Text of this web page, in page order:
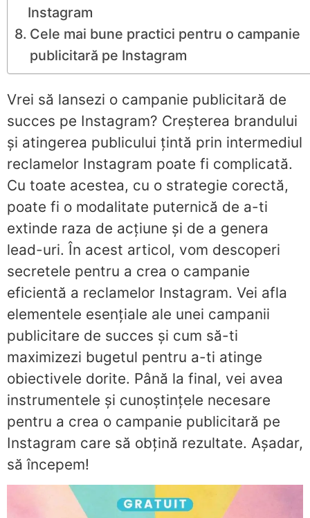
Instagram
Cele mai bune practici pentru o campanie
publicitară pe Instagram
Vrei să lansezi o campanie publicitară de
succes pe Instagram? Creșterea brandului
și atingerea publicului țintă prin intermediul
reclamelor Instagram poate fi complicată.
Cu toate acestea, cu o strategie corectă,
poate fi o modalitate puternică de a-ti
extinde raza de acțiune și de a genera
lead-uri. În acest articol, vom descoperi
secretele pentru a crea o campanie
eficientă a reclamelor Instagram. Vei afla
elementele esențiale ale unei campanii
publicitare de succes și cum să-ti
maximizezi bugetul pentru a-ti atinge
obiectivele dorite. Până la final, vei avea
instrumentele și cunoștințele necesare
pentru a crea o campanie publicitară pe
Instagram care să obțină rezultate. Așadar,
să începem!